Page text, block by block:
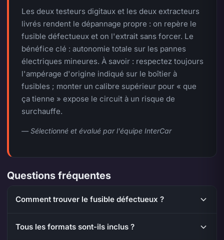
Les deux testeurs digitaux et les deux extracteurs
livrés rendent le dépannage propre : on repère le
fusible défectueux et on l'extrait sans forcer. Le
bénéfice clé : autonomie totale sur les pannes
électriques mineures. À savoir : respectez toujours
l'ampérage d'origine indiqué sur le boîtier à
fusibles ; monter un calibre supérieur pour « que
ça tienne » expose le circuit à un risque de
surchauffe.
— Sélectionné et évalué par l'équipe InterCar
Questions fréquentes
Comment trouver le fusible défectueux ?
Tous les formats sont-ils inclus ?